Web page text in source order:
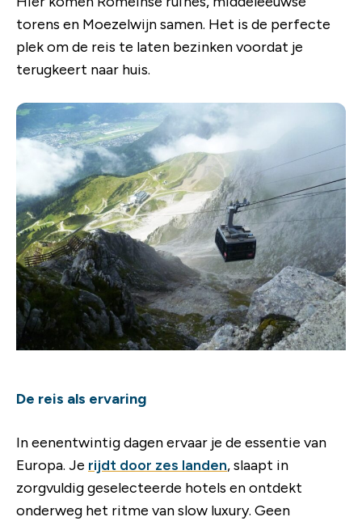
torens en Moezelwijn samen. Het is de perfecte
plek om de reis te laten bezinken voordat je
terugkeert naar huis.
De reis als ervaring
In eenentwintig dagen ervaar je de essentie van
Europa. Je rijdt door zes landen, slaapt in
zorgvuldig geselecteerde hotels en ontdekt
onderweg het ritme van slow luxury. Geen